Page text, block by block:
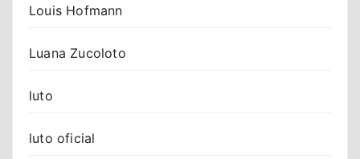
Louis Hofmann
Luana Zucoloto
luto
luto oficial